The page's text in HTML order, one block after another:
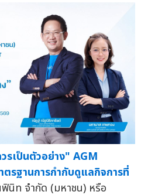
รเป็นตัวอย่าง" AGM
รฐานการกำกับดูแลกิจการที่
นิท จำกัด (มหาชน) หรือ